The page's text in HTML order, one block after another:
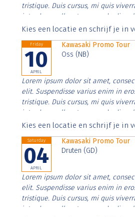
tristique. Duis cursus, mi quis
interdum nulla, ut commodo diam
Aenean faucibus nibh et justo
Kies een locatie en schrijf je in
Friday
10
APRIL
Kawasaki Promo Tour
Oss (NB)
Lorem ipsum dolor sit amet,
elit. Suspendisse varius enim in
tristique. Duis cursus, mi quis
interdum nulla, ut commodo diam
Aenean faucibus nibh et justo
Kies een locatie en schrijf je in
Saturday
04
APRIL
Kawasaki Promo Tour
Druten (GD)
Lorem ipsum dolor sit amet,
elit. Suspendisse varius enim in
tristique. Duis cursus, mi quis
interdum nulla, ut commodo diam